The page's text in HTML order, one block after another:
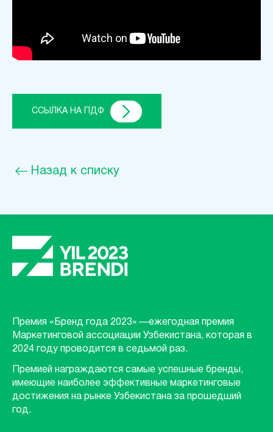
ССЫЛКА НА ПДФ
Назад к списку
Премия «Бренд года 2023» —ежегодная премия
Маркетинговой ассоциации Узбекистана, которая в
2024 году проводится в седьмой раз.
Премией награждаются самые успешные бренды,
имеющие наиболее эффективные маркетинговые
достижения на рынке Узбекистана за прошедший
год.